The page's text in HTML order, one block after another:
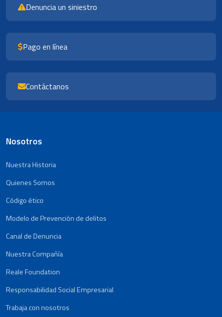
Denuncia un siniestro
Pago en línea
Contáctanos
Nosotros
Nuestra Historia
Quienes Somos
Código ético
Modelo de Prevención de delitos
Canal de Denuncia
Nuestra Compañía
Reale Foundation
Responsabilidad Social Empresarial
Trabaja con nosotros